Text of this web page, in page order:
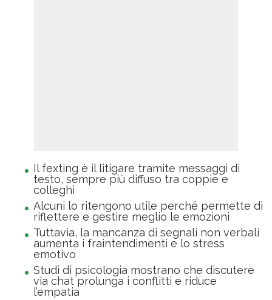
Il fexting è il litigare tramite messaggi di
testo, sempre più diffuso tra coppie e
colleghi
Alcuni lo ritengono utile perché permette di
riflettere e gestire meglio le emozioni
Tuttavia, la mancanza di segnali non verbali
aumenta i fraintendimenti e lo stress
emotivo
Studi di psicologia mostrano che discutere
via chat prolunga i conflitti e riduce
l’empatia